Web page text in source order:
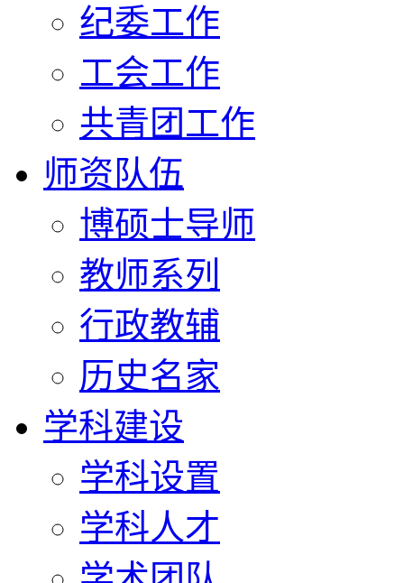
纪委工作
工会工作
共青团工作
师资队伍
博硕士导师
教师系列
行政教辅
历史名家
学科建设
学科设置
学科人才